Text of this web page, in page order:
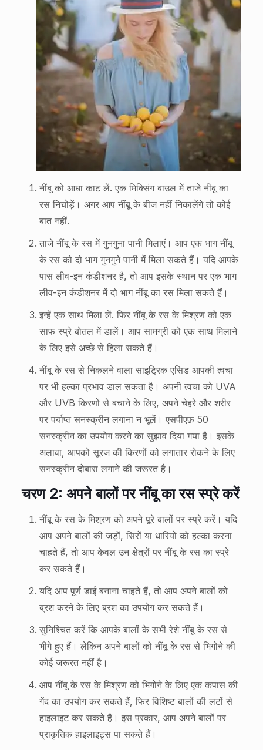
नींबू को आधा काट लें. एक मिक्सिंग बाउल में ताजे नींबू का
रस निचोड़ें। अगर आप नींबू के बीज नहीं निकालेंगे तो कोई
बात नहीं.
ताजे नींबू के रस में गुनगुना पानी मिलाएं। आप एक भाग नींबू
के रस को दो भाग गुनगुने पानी में मिला सकते हैं। यदि आपके
पास लीव-इन कंडीशनर है, तो आप इसके स्थान पर एक भाग
लीव-इन कंडीशनर में दो भाग नींबू का रस मिला सकते हैं।
इन्हें एक साथ मिला लें. फिर नींबू के रस के मिश्रण को एक
साफ स्प्रे बोतल में डालें। आप सामग्री को एक साथ मिलाने
के लिए इसे अच्छे से हिला सकते हैं।
नींबू के रस से निकलने वाला साइट्रिक एसिड आपकी त्वचा
पर भी हल्का प्रभाव डाल सकता है। अपनी त्वचा को UVA
और UVB किरणों से बचाने के लिए, अपने चेहरे और शरीर
पर पर्याप्त सनस्क्रीन लगाना न भूलें। एसपीएफ़ 50
सनस्क्रीन का उपयोग करने का सुझाव दिया गया है। इसके
अलावा, आपको सूरज की किरणों को लगातार रोकने के लिए
सनस्क्रीन दोबारा लगाने की जरूरत है।
चरण 2: अपने बालों पर नींबू का रस स्प्रे करें
नींबू के रस के मिश्रण को अपने पूरे बालों पर स्प्रे करें। यदि
आप अपने बालों की जड़ों, सिरों या धारियों को हल्का करना
चाहते हैं, तो आप केवल उन क्षेत्रों पर नींबू के रस का स्प्रे
कर सकते हैं।
यदि आप पूर्ण डाई बनाना चाहते हैं, तो आप अपने बालों को
ब्रश करने के लिए ब्रश का उपयोग कर सकते हैं।
सुनिश्चित करें कि आपके बालों के सभी रेशे नींबू के रस से
भीगे हुए हैं। लेकिन अपने बालों को नींबू के रस से भिगोने की
कोई जरूरत नहीं है।
आप नींबू के रस के मिश्रण को भिगोने के लिए एक कपास की
गेंद का उपयोग कर सकते हैं, फिर विशिष्ट बालों की लटों से
हाइलाइट कर सकते हैं। इस प्रकार, आप अपने बालों पर
प्राकृतिक हाइलाइट्स पा सकते हैं।